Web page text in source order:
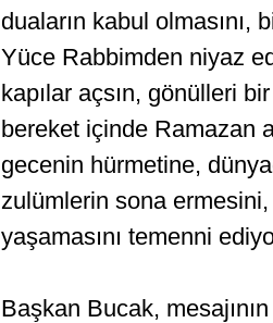
duaların kabul olmasını,
Yüce Rabbimden niyaz
kapılar açsın, gönülleri
bereket içinde Ramazan
gecenin hürmetine,
zulümlerin sona ermesini,
yaşamasını temenni
Başkan Bucak,